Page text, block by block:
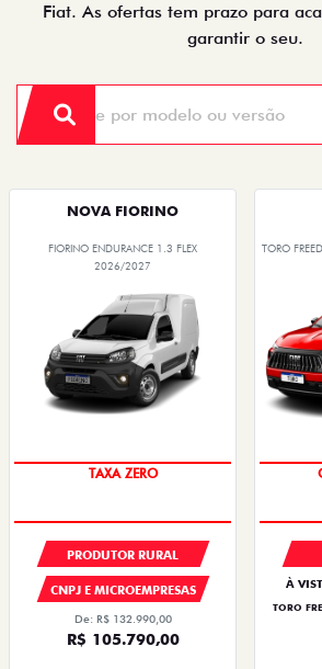
Fiat. As ofertas tem prazo para
garantir o seu.
NOVA FIORINO
FIORINO ENDURANCE 1.3 FLEX
2026/2027
TAXA ZERO
PRODUTOR RURAL
CNPJ E MICROEMPRESAS
De: R$ 132.990,00
R$ 105.790,00
TORO
À
TORO